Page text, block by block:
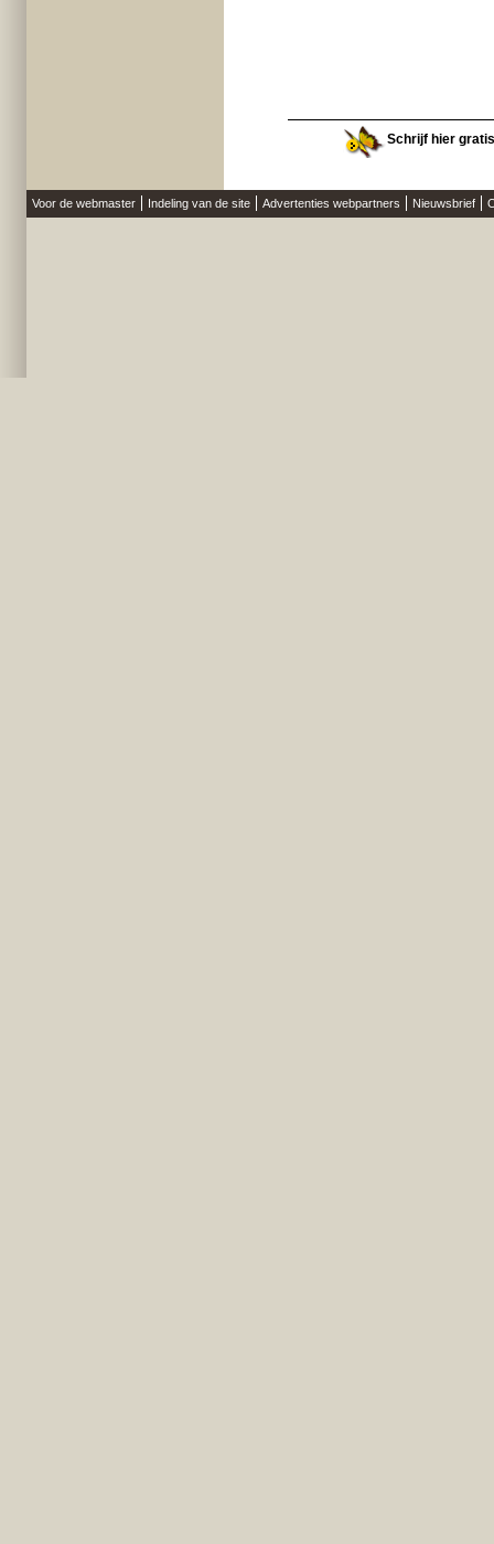
Schrijf hier
Voor de webmaster Indeling van de site Advertenties webpartners Nieuwsbrief